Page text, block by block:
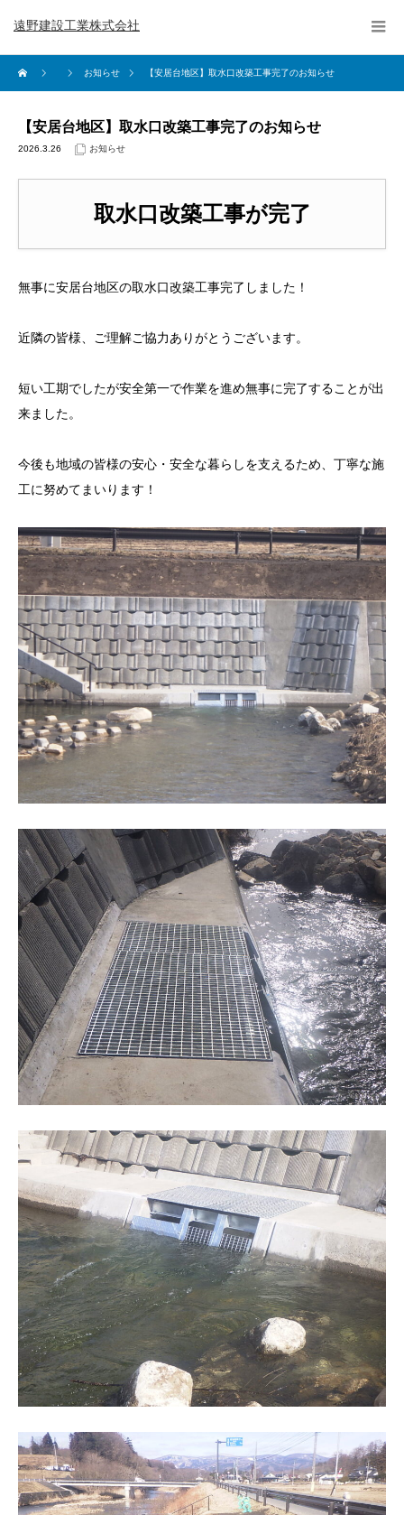
遠野建設工業株式会社
お知らせ 【安居台地区】取水口改築工事完了のお知らせ
【安居台地区】取水口改築工事完了のお知らせ
2026.3.26 お知らせ
取水口改築工事が完了
無事に安居台地区の取水口改築工事完了しました！
近隣の皆様、ご理解ご協力ありがとうございます。
短い工期でしたが安全第一で作業を進め無事に完了することが出
来ました。
今後も地域の皆様の安心・安全な暮らしを支えるため、丁寧な施
工に努めてまいります！